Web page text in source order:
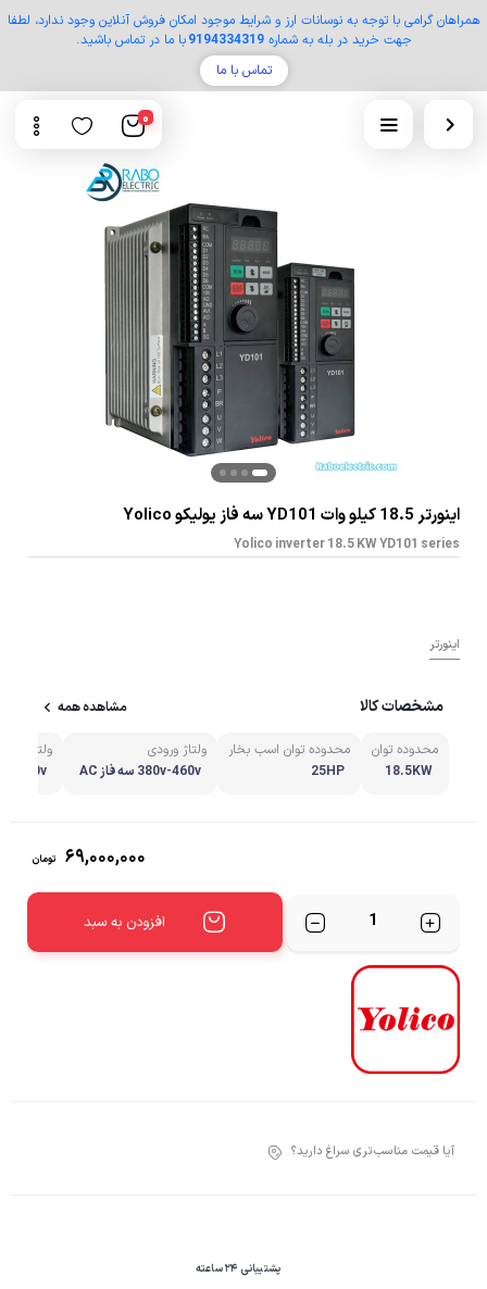
همراهان گرامی با توجه به نوسانات ارز و شرایط موجود امکان فروش آنلاین وجود ندارد، لطفا
جهت خرید در بله به شماره9194334319با ما در تماس باشید.
تماس با ما
0
اینورتر 18.5 کیلو وات YD101 سه فاز یولیکو Yolico
Yolico inverter 18.5 KW YD101 series
اینورتر
مشخصات کالا مشاهده همه
محدوده توان
18.5KW
محدوده توان اسب بخار
25HP
ولتاژ ورودی
380v-460v سه فاز AC
ولتاژ
380v-460v سه فاز
۶۹,۰۰۰,۰۰۰ تومان
تعداد
افزودن به سبد
آیا قیمت مناسب‌تری سراغ دارید؟
پشتیبانی 24 ساعته